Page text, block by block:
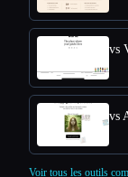
vs
vs
Voir tous les outils